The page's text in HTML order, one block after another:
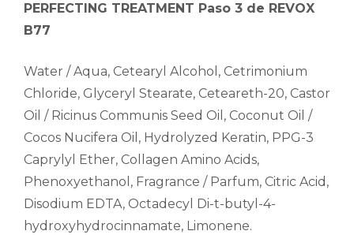
PERFECTING TREATMENT Paso 3 de REVOX
B77
Water / Aqua, Cetearyl Alcohol, Cetrimonium
Chloride, Glyceryl Stearate, Ceteareth-20, Castor
Oil / Ricinus Communis Seed Oil, Coconut Oil /
Cocos Nucifera Oil, Hydrolyzed Keratin, PPG-3
Caprylyl Ether, Collagen Amino Acids,
Phenoxyethanol, Fragrance / Parfum, Citric Acid,
Disodium EDTA, Octadecyl Di-t-butyl-4-
hydroxyhydrocinnamate, Limonene.